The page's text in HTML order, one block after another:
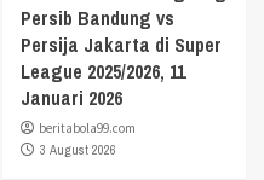
Persib Bandung vs
Persija Jakarta di Super
League 2025/2026, 11
Januari 2026
beritabola99.com
3 August 2026